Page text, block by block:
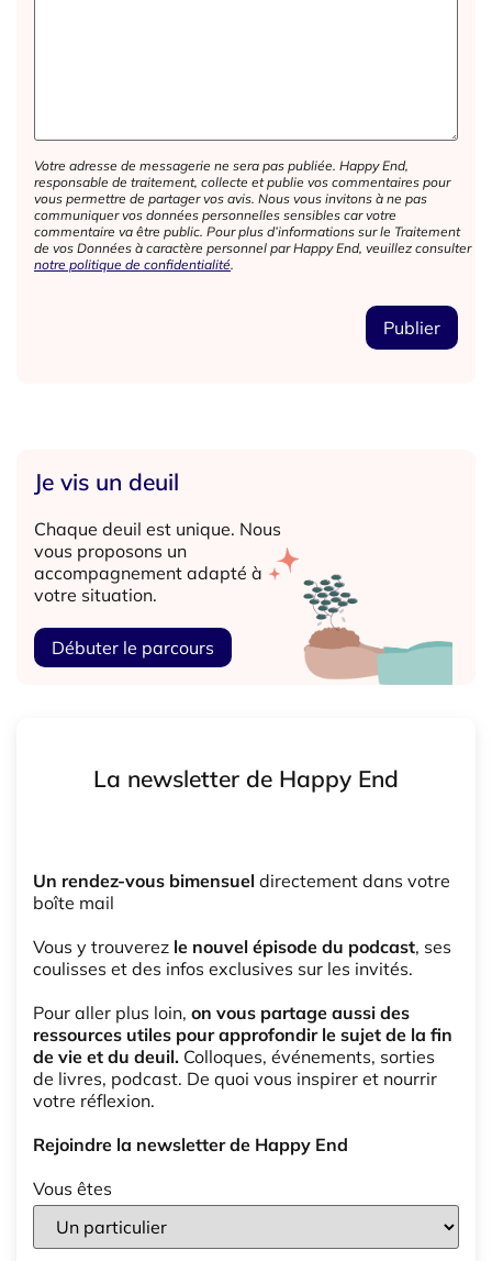
Votre adresse de messagerie ne sera pas publiée. Happy End,
responsable de traitement, collecte et publie vos commentaires pour
vous permettre de partager vos avis. Nous vous invitons à ne pas
communiquer vos données personnelles sensibles car votre
commentaire va être public. Pour plus d’informations sur le Traitement
de vos Données à caractère personnel par Happy End, veuillez consulter
notre politique de confidentialité.
Je vis un deuil
Chaque deuil est unique. Nous
vous proposons un
accompagnement adapté à
votre situation.
Débuter le parcours
La newsletter de Happy End
Un rendez-vous bimensuel directement dans votre
boîte mail
Vous y trouverez le nouvel épisode du podcast, ses
coulisses et des infos exclusives sur les invités.
Pour aller plus loin, on vous partage aussi des
ressources utiles pour approfondir le sujet de la fin
de vie et du deuil. Colloques, événements, sorties
de livres, podcast. De quoi vous inspirer et nourrir
votre réflexion.
Rejoindre la newsletter de Happy End
Vous êtes